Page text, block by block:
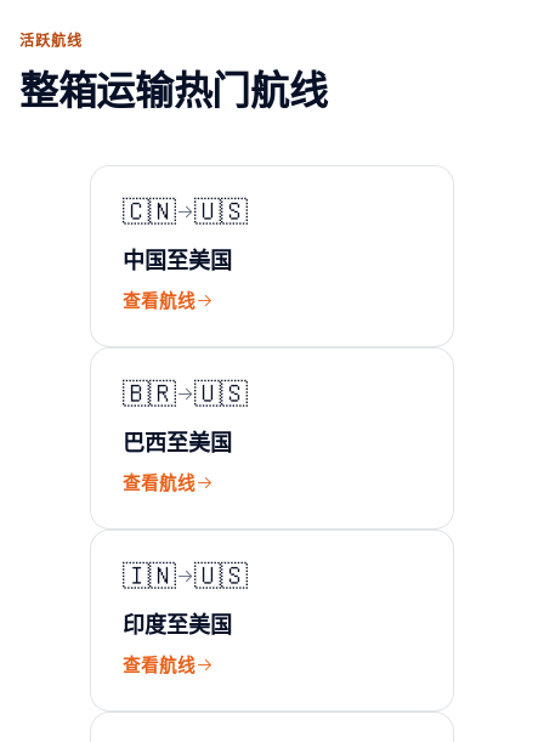
活跃航线
整箱运输热门航线
🇨🇳 🇺🇸
中国至美国
查看航线
🇧🇷 🇺🇸
巴西至美国
查看航线
🇮🇳 🇺🇸
印度至美国
查看航线